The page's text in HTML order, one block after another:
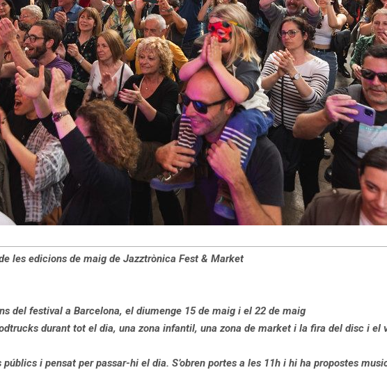
les edicions de maig de Jazztrònica Fest & Market
del festival a Barcelona, el diumenge 15 de maig i el 22 de maig
durant tot el dia, una zona infantil, una zona de market i la fira del disc i el
i pensat per passar-hi el dia. S’obren portes a les 11h i hi ha propostes